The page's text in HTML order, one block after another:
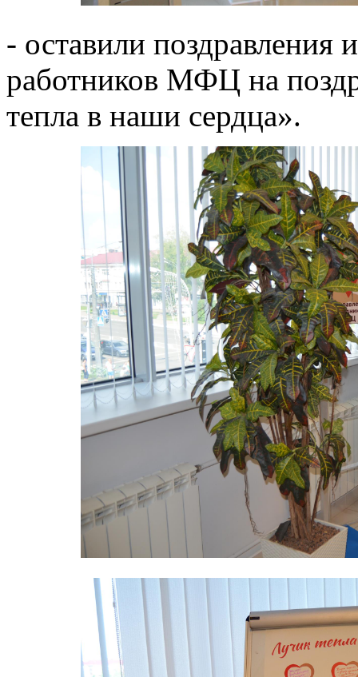
- оставили поздравления
работников МФЦ на
тепла в наши сердца».